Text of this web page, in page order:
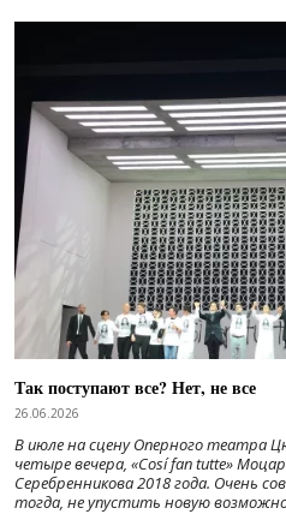
Так поступают все? Нет, не все
26.06.2026
В июле на сцену Оперного театра
четыре вечера, «Cosí fan tutte»
Серебренникова 2018 года. Очень
тогда, не упустить новую